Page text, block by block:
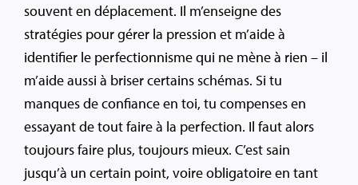
souvent en déplacement. Il m’enseigne des
stratégies pour gérer la pression et m’aide à
identifier le perfectionnisme qui ne mène à rien – il
m’aide aussi à briser certains schémas. Si tu
manques de confiance en toi, tu compenses en
essayant de tout faire à la perfection. Il faut alors
toujours faire plus, toujours mieux. C’est sain
jusqu’à un certain point, voire obligatoire en tant